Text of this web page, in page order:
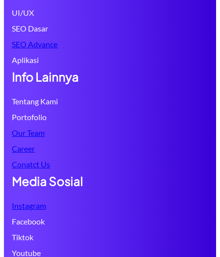
UI/UX
SEO Dasar
SEO Advance
Aplikasi
Info Lainnya
Tentang Kami
Portofolio
Our Team
Career
Conatct Us
Media Sosial
Instagram
Facebook
Tiktok
Youtube